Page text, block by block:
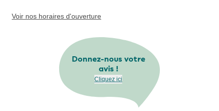
Voir nos horaires d'ouverture
Donnez-nous votre
avis !
Cliquez ici